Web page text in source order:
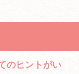
のヒントがい